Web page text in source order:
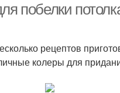
побелки
рецептов
колеры для